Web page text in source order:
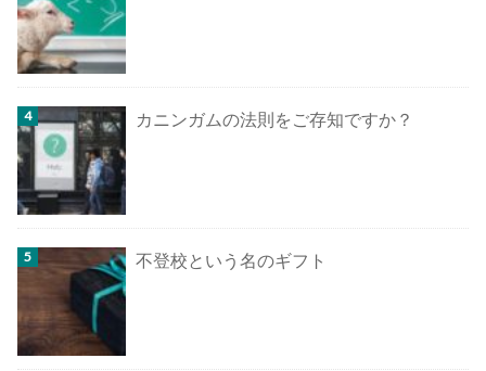
カニンガムの法則をご存知ですか？
不登校という名のギフト